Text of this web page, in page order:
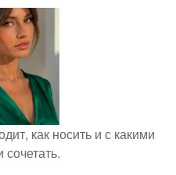
как носить и с какими